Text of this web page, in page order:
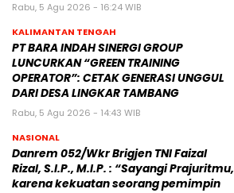
Rabu, 5 Agu 2026 - 16:24 WIB
KALIMANTAN TENGAH
PT BARA INDAH SINERGI GROUP
LUNCURKAN “GREEN TRAINING
OPERATOR”: CETAK GENERASI UNGGUL
DARI DESA LINGKAR TAMBANG
Rabu, 5 Agu 2026 - 14:43 WIB
NASIONAL
Danrem 052/Wkr Brigjen TNI Faizal
Rizal, S.I.P., M.I.P. : “Sayangi Prajuritmu,
karena kekuatan seorang pemimpin